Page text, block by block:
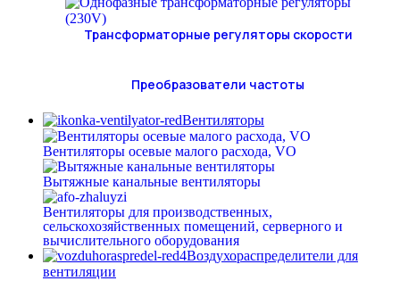
Трансформаторные регуляторы скорости
Преобразователи частоты
Вентиляторы
Вентиляторы осевые малого расхода, VO
Вытяжные канальные вентиляторы
Вентиляторы для производственных,
сельскохозяйственных помещений, серверного и
вычислительного оборудования
Воздухораспределители для
вентиляции